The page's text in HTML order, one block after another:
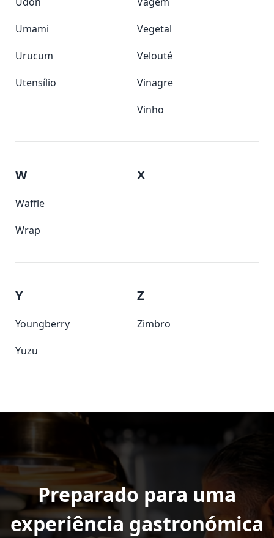
Umami
Urucum
Utensílio
Vegetal
Velouté
Vinagre
Vinho
W
Waffle
Wrap
X
Y
Youngberry
Yuzu
Z
Zimbro
Preparado para uma
experiência gastronómica